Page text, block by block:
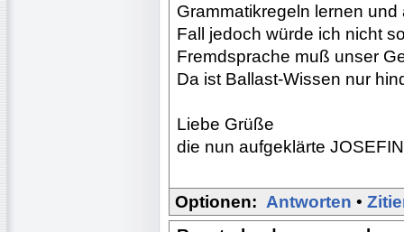
Grammatikregeln lernen
Fall jedoch würde ich nicht
Fremdsprache muß unser
Da ist Ballast-Wissen nur
Liebe Grüße
die nun aufgeklärte
Optionen: Antworten •